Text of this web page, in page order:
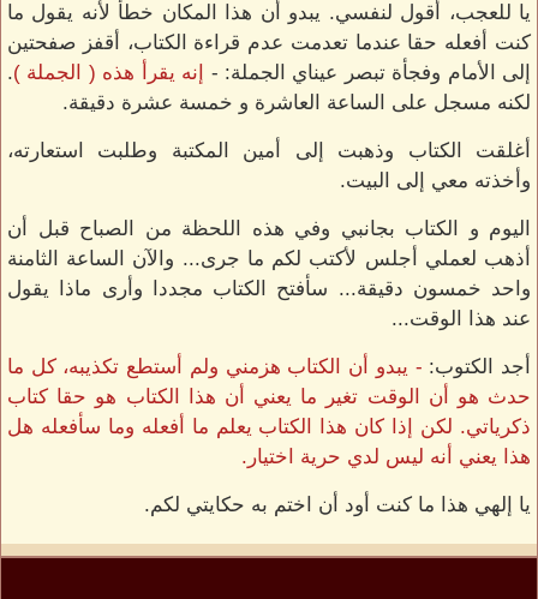
يا للعجب، أقول لنفسي. يبدو أن هذا المكان خطأ لأنه يقول ما
كنت أفعله حقا عندما تعدمت عدم قراءة الكتاب، أقفز صفحتين
إلى الأمام وفجأة تبصر عيناي الجملة: -
إنه يقرأ هذه ( الجملة ).
لكنه مسجل على الساعة العاشرة و خمسة عشرة دقيقة.
أغلقت الكتاب وذهبت إلى أمين المكتبة وطلبت استعارته،
وأخذته معي إلى البيت.
اليوم و الكتاب بجانبي وفي هذه اللحظة من الصباح قبل أن
أذهب لعملي أجلس لأكتب لكم ما جرى... والآن الساعة الثامنة
واحد خمسون دقيقة... سأفتح الكتاب مجددا وأرى ماذا يقول
عند هذا الوقت...
أجد الكتوب: - يبدو أن الكتاب هزمني ولم أستطع تكذيبه، كل ما
حدث هو أن الوقت تغير ما يعني أن هذا الكتاب هو حقا كتاب
ذكرياتي. لكن إذا كان هذا الكتاب يعلم ما أفعله وما سأفعله هل
هذا يعني أنه ليس لدي حرية اختيار.
يا إلهي هذا ما كنت أود أن اختم به حكايتي لكم.